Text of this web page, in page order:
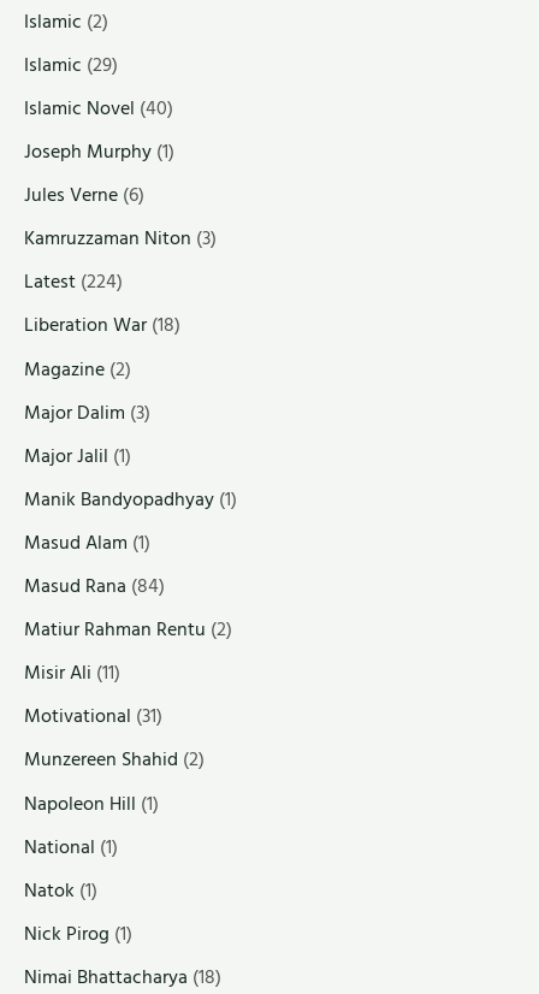
Islamic (2)
Islamic (29)
Islamic Novel (40)
Joseph Murphy(1)
Jules Verne(6)
Kamruzzaman Niton (3)
Latest(224)
Liberation War(18)
Magazine(2)
Major Dalim (3)
Major Jalil (1)
Manik Bandyopadhyay(1)
Masud Alam (1)
Masud Rana (84)
Matiur Rahman Rentu (2)
Misir Ali (11)
Motivational (31)
Munzereen Shahid (2)
Napoleon Hill (1)
National (1)
Natok (1)
Nick Pirog (1)
Nimai Bhattacharya (18)